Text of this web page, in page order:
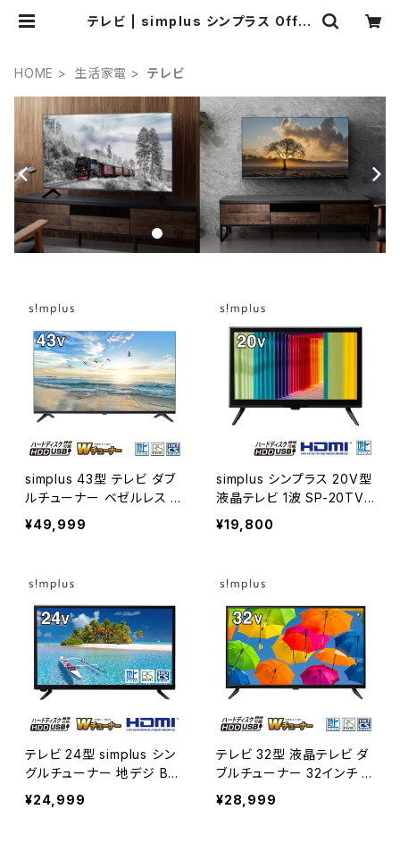
テレビ | simplus シンプラス Offic
HOME 生活家電 テレビ
simplus 43型 テレビ ダブ
ルチューナー ベゼルレス フ
ルハイビジョン 液晶テレビ
SP-43TVD-01 シンプラス
0度CSデジタル 外付けHD
D録画機能
¥49,999
simplus シンプラス 20V型
液晶テレビ 1波 SP-20TVD
-01
¥19,800
テレビ 24型 simplus シン
グルチューナー 地デジ BS
110度CSデジタル HD 液晶
テレビ シンプラス SP-24T
¥24,999
テレビ 32型 液晶テレビ ダ
ブルチューナー 32インチ 裏
録画 3波 地デジ BS 110度
CSデジタル HD simplus
¥28,999